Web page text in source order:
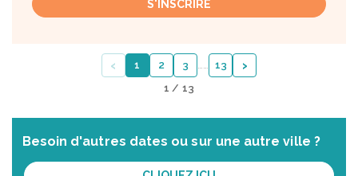
S'INSCRIRE
‹ 1 2 3 …… 13 ›
1 / 13
Besoin d'autres dates ou sur une autre ville ?